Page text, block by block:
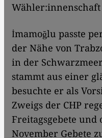
Wähler:innenschaft
İmamoğlu passte
der Nähe von
in der
stammt aus einer
besuchte er als
Zweigs der CHP
Freitagsgebete und
November Gebete